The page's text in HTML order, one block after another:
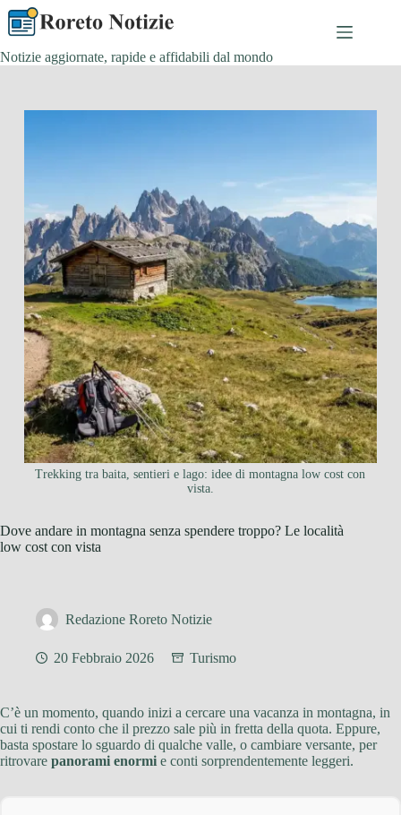
Salta
contenuto
Notizie aggiornate, rapide e affidabili dal mondo
Trekking tra baita, sentieri e lago: idee di montagna low cost con
vista.
Dove andare in montagna senza spendere troppo? Le località
low cost con vista
Redazione Roreto Notizie
20 Febbraio 2026 Turismo
C’è un momento, quando inizi a cercare una vacanza in montagna, in
cui ti rendi conto che il prezzo sale più in fretta della quota. Eppure,
basta spostare lo sguardo di qualche valle, o cambiare versante, per
ritrovare panorami enormi e conti sorprendentemente leggeri.